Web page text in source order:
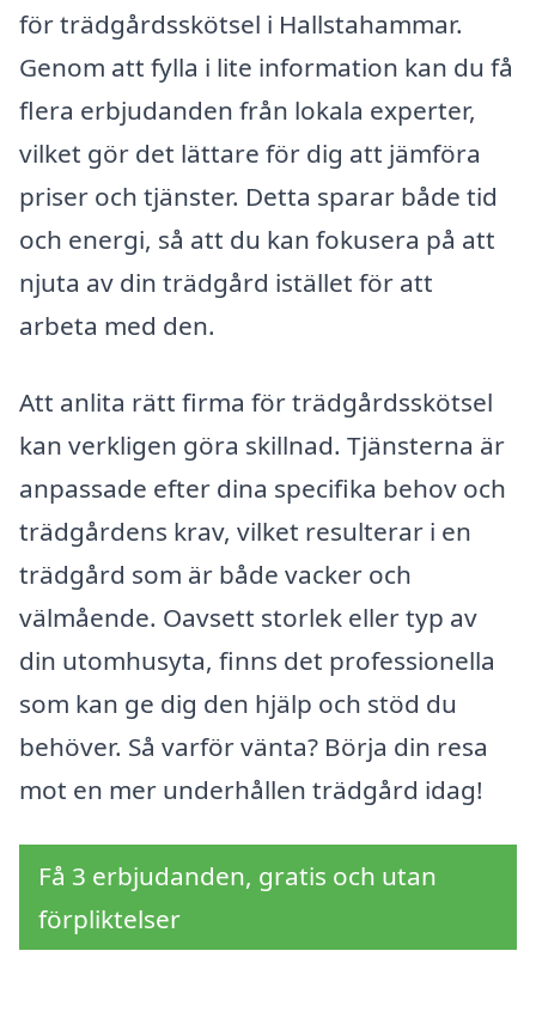
för trädgårdsskötsel i Hallstahammar.
Genom att fylla i lite information kan du få
flera erbjudanden från lokala experter,
vilket gör det lättare för dig att jämföra
priser och tjänster. Detta sparar både tid
och energi, så att du kan fokusera på att
njuta av din trädgård istället för att
arbeta med den.
Att anlita rätt firma för trädgårdsskötsel
kan verkligen göra skillnad. Tjänsterna är
anpassade efter dina specifika behov och
trädgårdens krav, vilket resulterar i en
trädgård som är både vacker och
välmående. Oavsett storlek eller typ av
din utomhusyta, finns det professionella
som kan ge dig den hjälp och stöd du
behöver. Så varför vänta? Börja din resa
mot en mer underhållen trädgård idag!
Få 3 erbjudanden, gratis och utan
förpliktelser